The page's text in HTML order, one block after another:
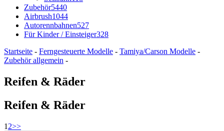
Zubehör5440
Airbrush1044
Autorennbahnen527
Für Kinder / Einsteiger328
Startseite - Ferngesteuerte Modelle - Tamiya/Carson Modelle -
Zubehör allgemein -
Reifen & Räder
Reifen & Räder
1 2>>